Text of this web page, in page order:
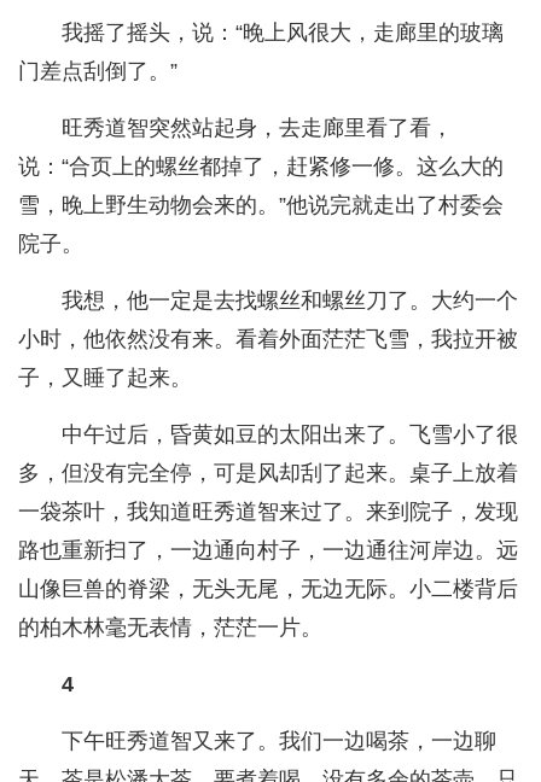
我摇了摇头，说：“晚上风很大，走廊里的玻璃
门差点刮倒了。”
旺秀道智突然站起身，去走廊里看了看，
说：“合页上的螺丝都掉了，赶紧修一修。这么大的
雪，晚上野生动物会来的。”他说完就走出了村委会
院子。
我想，他一定是去找螺丝和螺丝刀了。大约一个
小时，他依然没有来。看着外面茫茫飞雪，我拉开被
子，又睡了起来。
中午过后，昏黄如豆的太阳出来了。飞雪小了很
多，但没有完全停，可是风却刮了起来。桌子上放着
一袋茶叶，我知道旺秀道智来过了。来到院子，发现
路也重新扫了，一边通向村子，一边通往河岸边。远
山像巨兽的脊梁，无头无尾，无边无际。小二楼背后
的柏木林毫无表情，茫茫一片。
4
下午旺秀道智又来了。我们一边喝茶，一边聊